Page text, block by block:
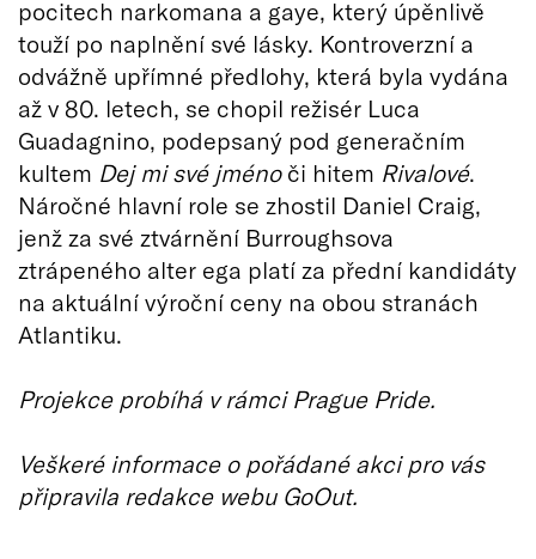
pocitech narkomana a gaye, který úpěnlivě
touží po naplnění své lásky. Kontroverzní a
odvážně upřímné předlohy, která byla vydána
až v 80. letech, se chopil režisér Luca
Guadagnino, podepsaný pod generačním
kultem Dej mi své jménoči hitem Rivalové.
Náročné hlavní role se zhostil Daniel Craig,
jenž za své ztvárnění Burroughsova
ztrápeného alter ega platí za přední kandidáty
na aktuální výroční ceny na obou stranách
Atlantiku.
Projekce probíhá v rámci Prague Pride.
Veškeré informace o pořádané akci pro vás
připravila redakce webu GoOut.